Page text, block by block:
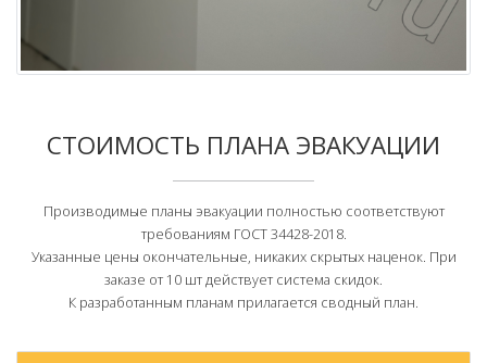
СТОИМОСТЬ ПЛАНА ЭВАКУАЦИИ
Производимые планы эвакуации полностью соответствуют
требованиям ГОСТ 34428-2018.
Указанные цены окончательные, никаких скрытых наценок. При
заказе от 10 шт действует система скидок.
К разработанным планам прилагается сводный план.